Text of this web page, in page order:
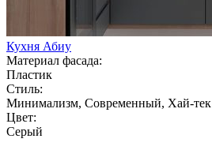
Кухня Абиу
Материал фасада:
Пластик
Стиль:
Минимализм, Современный, Хай-тек
Цвет:
Серый